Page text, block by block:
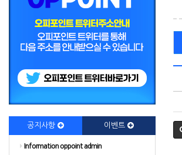
공지사항 이벤트
Information oppoint admin